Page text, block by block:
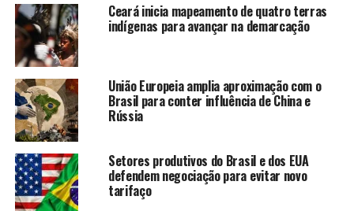
Ceará inicia mapeamento de quatro terras
indígenas para avançar na demarcação
União Europeia amplia aproximação com o
Brasil para conter influência de China e
Rússia
Setores produtivos do Brasil e dos EUA
defendem negociação para evitar novo
tarifaço